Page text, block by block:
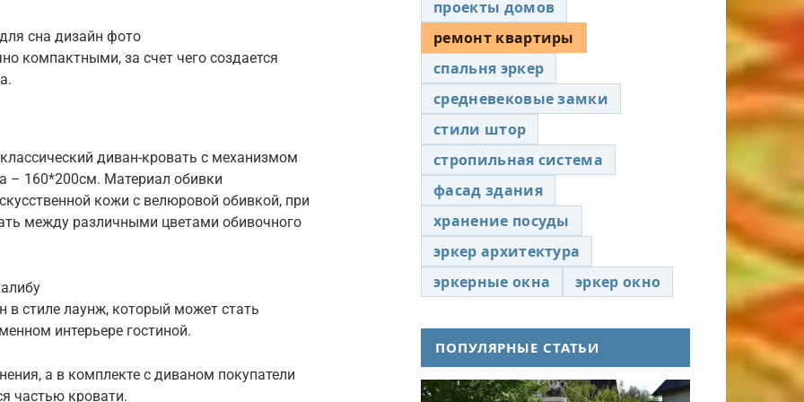
компактными, за счет чего создается
диван-кровать с механизмом
– 160*200см. Материал обивки
кожи с велюровой обивкой, при
между различными цветами обивочного
стиле лаунж, который может стать
интерьере гостиной.
а в комплекте с диваном покупатели
частью кровати.
проекты домов
ремонт квартиры
спальня эркер
средневековые замки
стили штор
стропильная система
фасад здания
хранение посуды
эркер архитектура
эркерные окна
эркер окно
ПОПУЛЯРНЫЕ СТАТЬИ